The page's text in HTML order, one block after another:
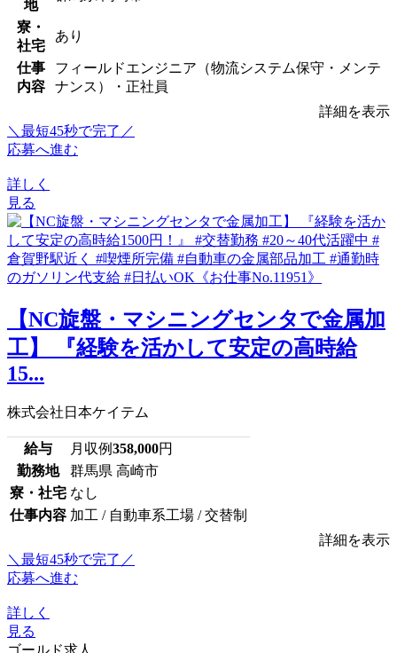
地
寮・
社宅
あり
仕事
内容
フィールドエンジニア（物流システム保守・メンテ
ナンス）・正社員
詳細を表示
＼最短45秒で完了／
応募へ進む
詳しく
見る
【NC旋盤・マシニングセンタで金属加
工】 『経験を活かして安定の高時給
15...
株式会社日本ケイテム
給与 月収例358,000円
勤務地
群馬県 高崎市
寮・社宅 なし
仕事内容 加工 / 自動車系工場 / 交替制
詳細を表示
＼最短45秒で完了／
応募へ進む
詳しく
見る
ゴールド求人